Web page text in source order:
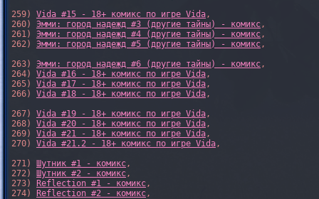
259) Vida #15 - 18+ комикс по игре Vida,
260) Эмми: город надежд #3 (другие тайны) - комикс,
261) Эмми: город надежд #4 (другие тайны) - комикс,
262) Эмми: город надежд #5 (другие тайны) - комикс,
263) Эмми: город надежд #6 (другие тайны) - комикс,
264) Vida #16 - 18+ комикс по игре Vida,
265) Vida #17 - 18+ комикс по игре Vida,
266) Vida #18 - 18+ комикс по игре Vida,
267) Vida #19 - 18+ комикс по игре Vida,
268) Vida #20 - 18+ комикс по игре Vida,
269) Vida #21 - 18+ комикс по игре Vida,
270) Vida #21.2 - 18+ комикс по игре Vida,
271) Шутник #1 - комикс,
272) Шутник #2 - комикс,
273)
Reflection #1 - комикс,
274)
Reflection #2 - комикс,